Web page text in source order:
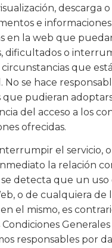
descarga
e informaciones
en la web que
dificultados o
que
No se hace
que pudieran
del acceso a los
ofrecidas.
el servicio,
la relación
se detecta que un uso
o de cualquiera de
el mismo, es
Generales
responsables por